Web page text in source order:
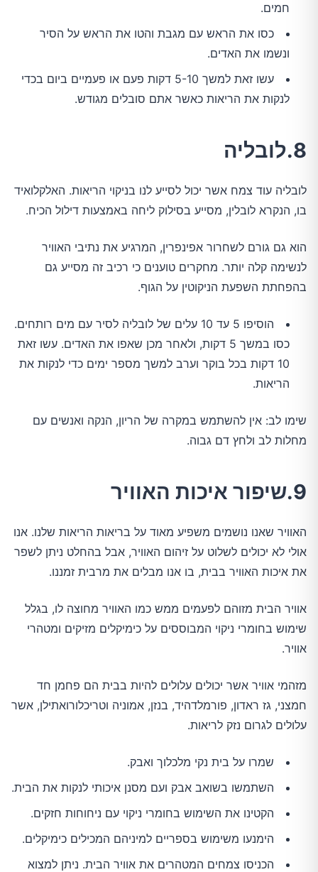
חמים.
כסו את הראש עם מגבת והטו את הראש על הסיר
ונשמו את האדים.
עשו זאת למשך 5-10 דקות פעם או פעמיים ביום בכדי
לנקות את הריאות כאשר אתם סובלים מגודש.
8.לובליה
לובליה עוד צמח אשר יכול לסייע לנו בניקוי הריאות. האלקלואיד
בו, הנקרא לובלין, מסייע בסילוק ליחה באמצעות דילול הכיח.
הוא גם גורם לשחרור אפינפרין, המרגיע את נתיבי האוויר
לנשימה קלה יותר. מחקרים טוענים כי רכיב זה מסייע גם
בהפחתת השפעת הניקוטין על הגוף.
הוסיפו 5 עד 10 עלים של לובליה לסיר עם מים רותחים.
כסו במשך 5 דקות, ולאחר מכן שאפו את האדים. עשו זאת
10 דקות בכל בוקר וערב למשך מספר ימים כדי לנקות את
הריאות.
שימו לב: אין להשתמש במקרה של הריון, הנקה ואנשים עם
מחלות לב ולחץ דם גבוה.
9.שיפור איכות האוויר
האוויר שאנו נושמים משפיע מאוד על בריאות הריאות שלנו. אנו
אולי לא יכולים לשלוט על זיהום האוויר, אבל בהחלט ניתן לשפר
את איכות האוויר בבית, בו אנו מבלים את מרבית זמננו.
אוויר הבית מזוהם לפעמים ממש כמו האוויר מחוצה לו, בגלל
שימוש בחומרי ניקוי המבוססים על כימיקלים מזיקים ומטהרי
אוויר.
מזהמי אוויר אשר יכולים עלולים להיות בבית הם פחמן חד
חמצני, גז ראדון, פורמלדהיד, בנזן, אמוניה וטריכלורואתילן, אשר
עלולים לגרום נזק לריאות.
שמרו על בית נקי מלכלוך ואבק.
השתמשו בשואב אבק ועם מסנן איכותי לנקות את הבית.
הקטינו את השימוש בחומרי ניקוי עם ניחוחות חזקים.
הימנעו משימוש בספריים למיניהם המכילים כימיקלים.
הכניסו צמחים המטהרים את אוויר הבית. ניתן למצוא